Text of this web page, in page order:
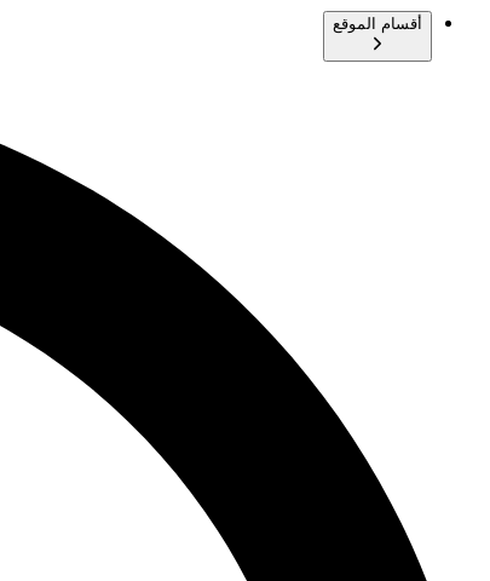
أقسام الموقع